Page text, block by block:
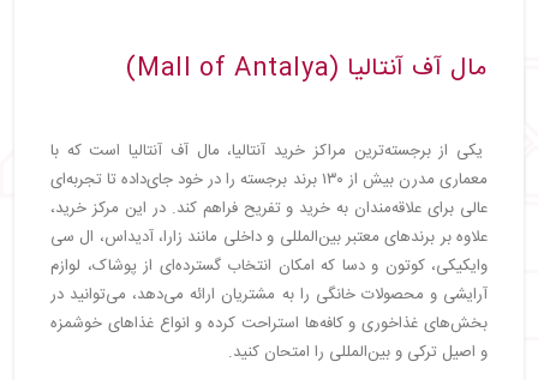
مال آف آنتالیا (Mall of Antalya)
یکی از برجسته‌ترین مراکز خرید آنتالیا، مال آف آنتالیا است که با
معماری مدرن بیش از ۱۳۰ برند برجسته را در خود جای‌داده تا تجربه‌ای
عالی برای علاقه‌مندان به خرید و تفریح فراهم کند. در این مرکز خرید،
علاوه بر برندهای معتبر بین‌المللی و داخلی مانند زارا، آدیداس، ال سی
وایکیکی، کوتون و دسا که امکان انتخاب گسترده‌ای از پوشاک، لوازم
آرایشی و محصولات خانگی را به مشتریان ارائه می‌دهد، می‌توانید در
بخش‌های غذاخوری و کافه‌ها استراحت کرده و انواع غذاهای خوشمزه
و اصیل ترکی و بین‌المللی را امتحان کنید.